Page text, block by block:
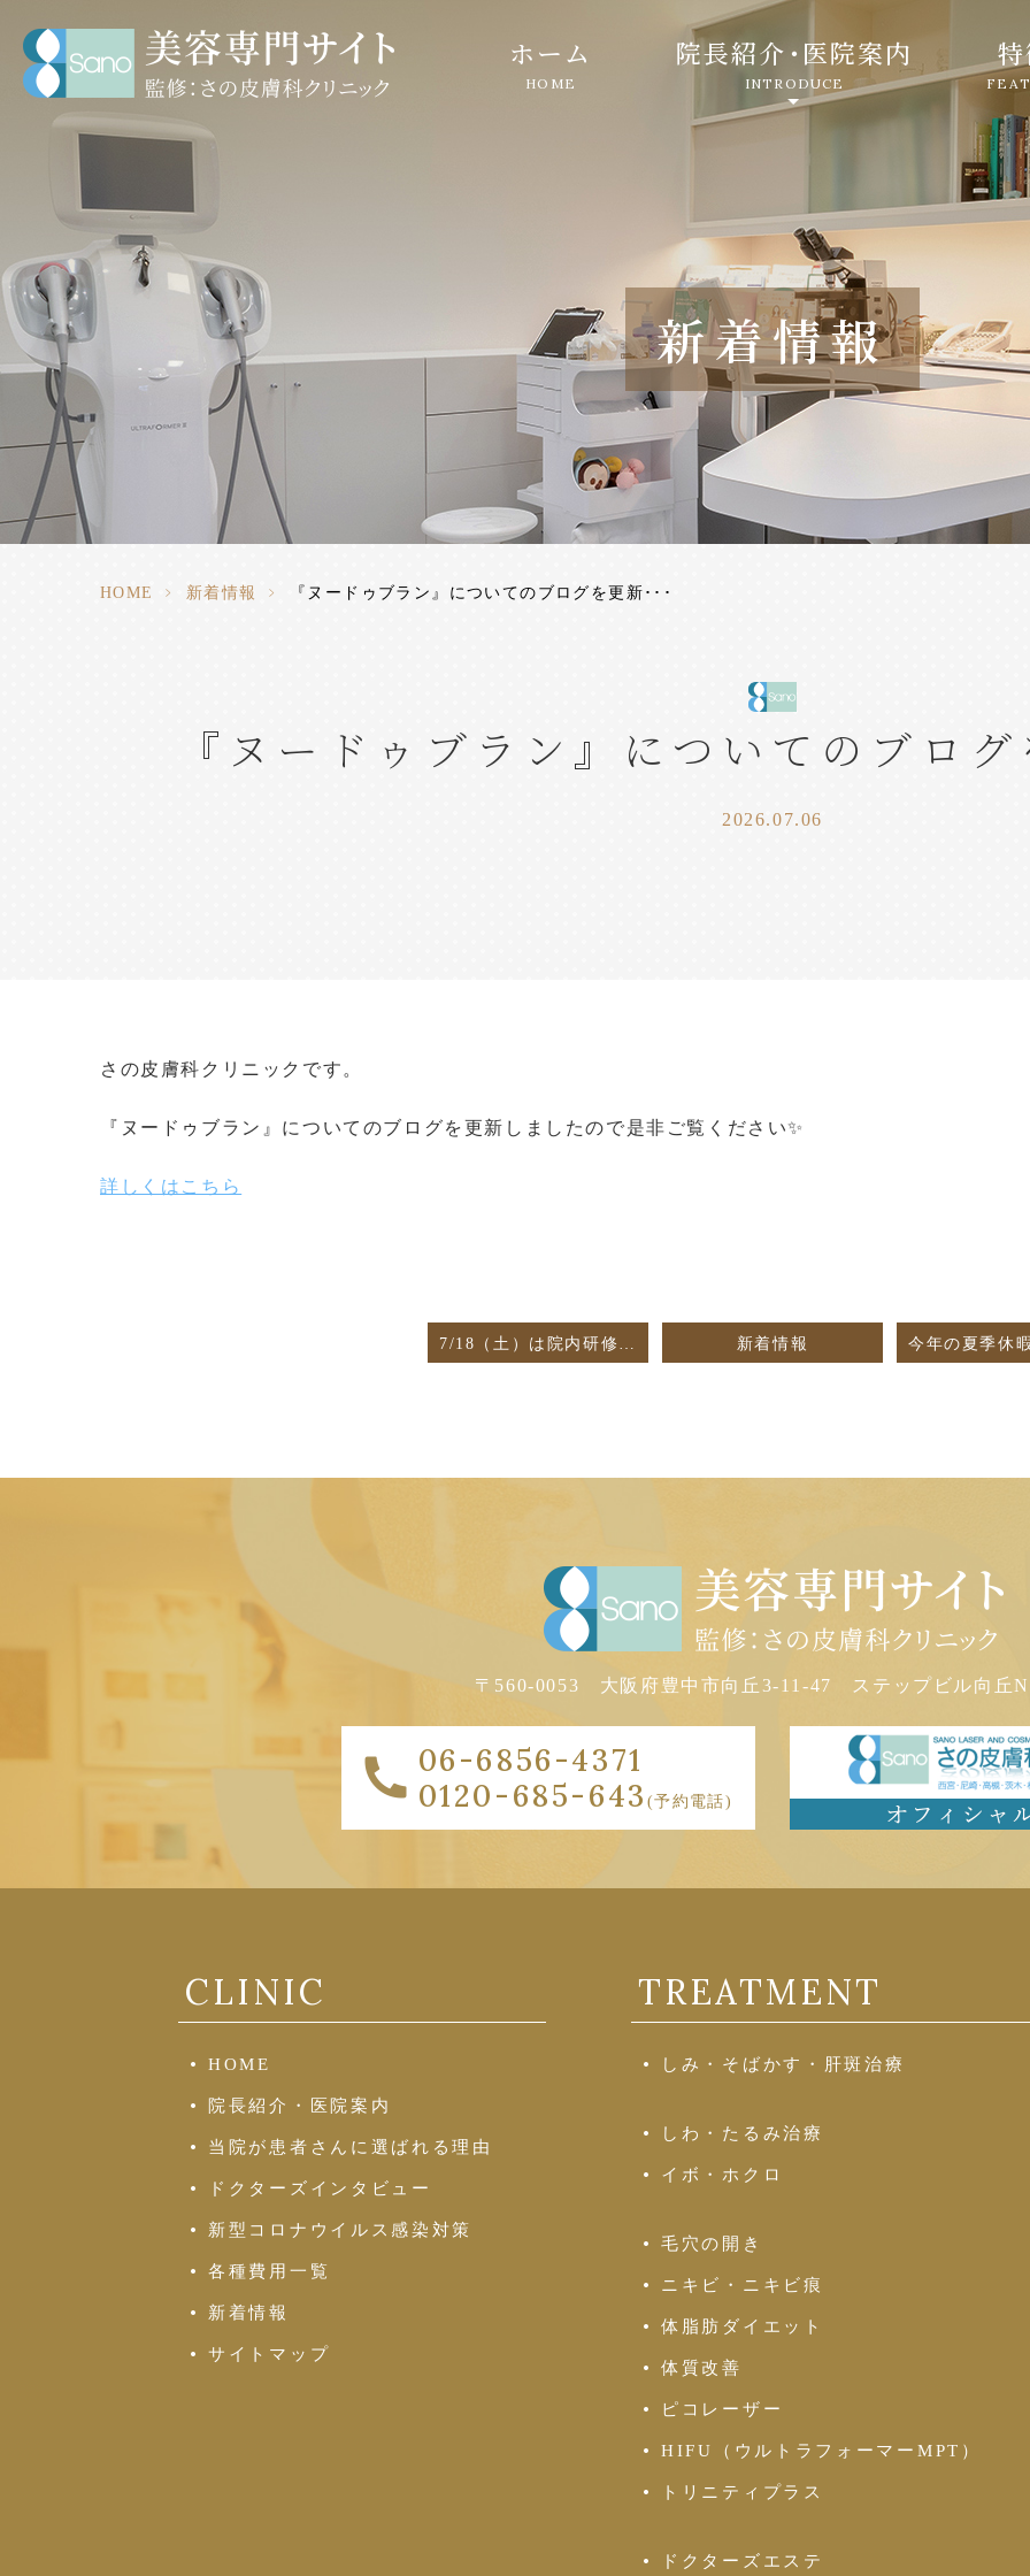
ホーム
HOME
院長紹介・医院案内
INTRODUCE
新着情報
HOME > 新着情報 > 『ヌードゥブラン』についてのブログを更新･･･
『ヌードゥブラン』についてのブロ
2026.07.06
さの皮膚科クリニックです。
『 ヌードゥブラン 』についてのブログを更新しましたので是非ご覧ください✨
詳しくはこちら
新着情報
〒560-0053 大阪府豊中市向丘3-11-47 ステップビル向丘
06-6856-4371
0120-685-643 (予約電話)
CLINIC
HOME
院長紹介・医院案内
当院が患者さんに選ばれる理由
ドクターズインタビュー
新型コロナウイルス感染対策
各種費用一覧
新着情報
サイトマップ
TREATMENT
しみ・そばかす・肝斑治療
しわ・たるみ治療
イボ・ホクロ
毛穴の開き
ニキビ・ニキビ痕
体脂肪ダイエット
体質改善
ピコレーザー
HIFU（ウルトラフォーマーMPT）
トリニティプラス
ドクターズエステ